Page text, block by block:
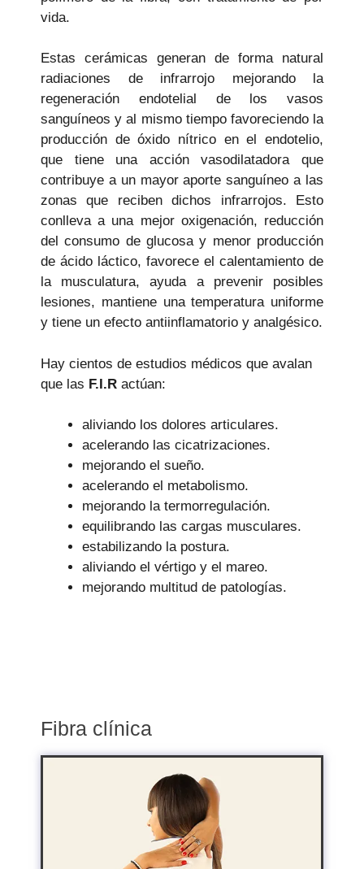
vida.
Estas cerámicas generan de forma natural
radiaciones de infrarrojo mejorando la
regeneración endotelial de los vasos
sanguíneos y al mismo tiempo favoreciendo la
producción de óxido nítrico en el endotelio,
que tiene una acción vasodilatadora que
contribuye a un mayor aporte sanguíneo a las
zonas que reciben dichos infrarrojos. Esto
conlleva a una mejor oxigenación, reducción
del consumo de glucosa y menor producción
de ácido láctico, favorece el calentamiento de
la musculatura, ayuda a prevenir posibles
lesiones, mantiene una temperatura uniforme
y tiene un efecto antiinflamatorio y analgésico.
Hay cientos de estudios médicos que avalan
que las F.I.R actúan:
aliviando los dolores articulares.
acelerando las cicatrizaciones.
mejorando el sueño.
acelerando el metabolismo.
mejorando la termorregulación.
equilibrando las cargas musculares.
estabilizando la postura.
aliviando el vértigo y el mareo.
mejorando multitud de patologías.
Fibra clínica